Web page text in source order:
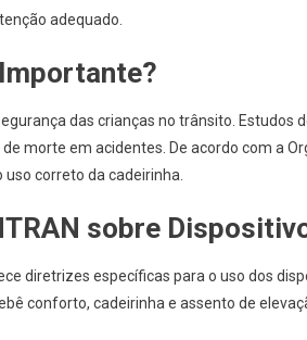
Brasil
adequado.
das crianças no trânsito. Estudos
morte em acidentes. De acordo com a
correto da cadeirinha.
sobre
diretrizes específicas para o uso dos
conforto, cadeirinha e assento de